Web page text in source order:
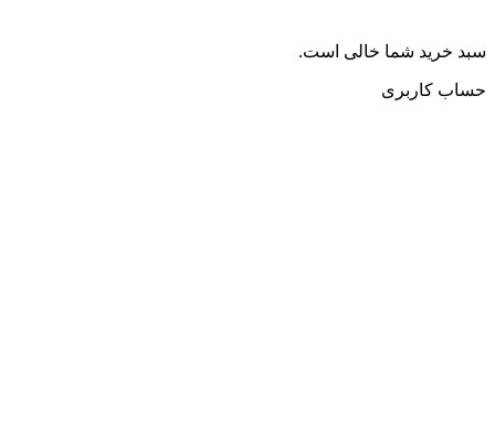
سبد خرید شما خالی است.
حساب کاربری